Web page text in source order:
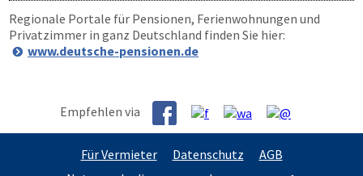
Regionale Portale für Pensionen, Ferienwohnungen und
Privatzimmer in ganz Deutschland finden Sie hier:
www.deutsche-pensionen.de
Empfehlen via
Für Vermieter Datenschutz
AGB